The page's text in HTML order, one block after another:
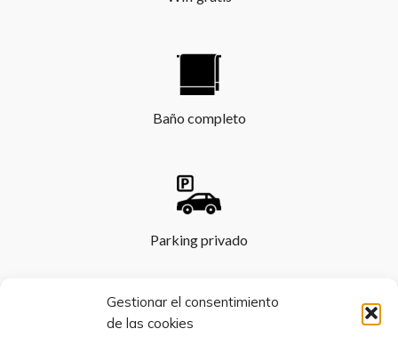
Gestionar el consentimiento
de las cookies
Baño completo
Parking privado